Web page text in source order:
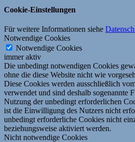
Cookie-Einstellungen
Für weitere Informationen siehe
Notwendige Cookies
Notwendige Cookies
immer aktiv
Die unbedingt notwendigen Cookies
ohne die diese Website nicht wie
Diese Cookies werden ausschließlich
verwendet und sind deshalb sogenannte
Nutzung der unbedingt erforderlichen
ist die Einwilligung des Nutzers nicht
unbedingt erforderliche Cookies nicht
beziehungsweise aktiviert werden.
Nicht notwendige Cookies